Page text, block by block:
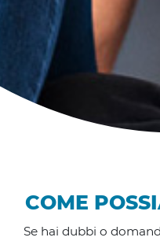
COME
Se hai dubbi o